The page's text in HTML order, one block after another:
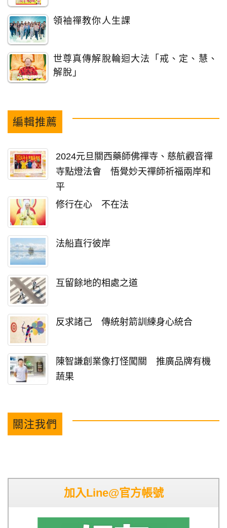
領袖禪教你人生課
世尊真傳解脫輪迴大法「戒、定、慧、
解脫」
編輯推薦
2024元旦關西藥師佛禪寺、慈航觀音禪
寺點燈法會 悟覺妙天禪師祈福兩岸和
平
修行在心 不在法
法船直行彼岸
互留餘地的相處之道
反求諸己 傳統射箭訓練身心統合
陳智謙創業像打怪闖關 推廣品牌有機
蔬果
關注我們
加入Line@官方帳號